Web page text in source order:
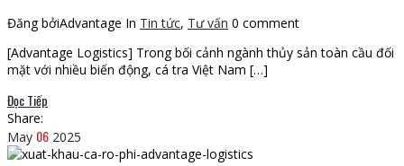
Đăng bởiAdvantage In Tin tức, Tư vấn 0 comment
[Advantage Logistics] Trong bối cảnh ngành thủy sản toàn cầu đối
mặt với nhiều biến động, cá tra Việt Nam […]
Đọc Tiếp
Share:
May 06 2025